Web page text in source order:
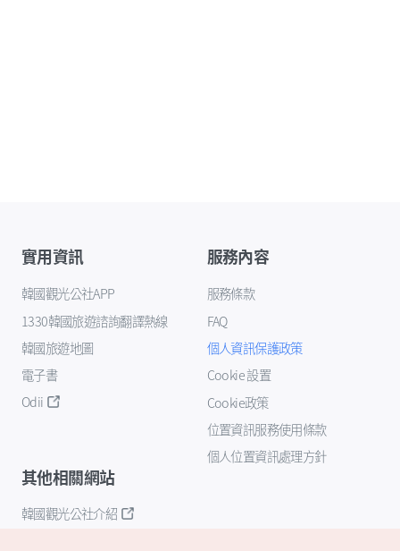
實用資訊
韓國觀光公社APP
1330韓國旅遊諮詢翻譯熱線
韓國旅遊地圖
電子書
Odii
服務內容
服務條款
FAQ
個人資訊保護政策
Cookie 設置
Cookie政策
位置資訊服務使用條款
個人位置資訊處理方針
其他相關網站
韓國觀光公社介紹